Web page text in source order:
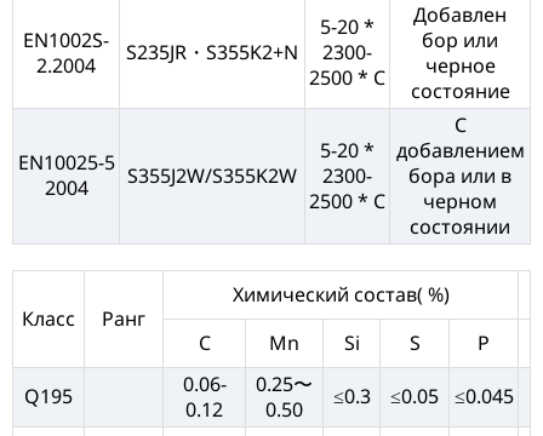
EN1002S-
2.2004
S235JR・S355K2+N
5-20 *
2300-
2500 * C
Добавлен
бор или
черное
состояние
EN10025-5
2004
S355J2W/S355K2W
5-20 *
2300-
2500 * C
С
добавлением
бора или в
черном
состоянии
Класс Ранг
Химический состав( %)
C
Mn Si S
P
Q195
0.06-
0.12
0.25〜
0.50
≤0.3 ≤0.05 ≤0.045